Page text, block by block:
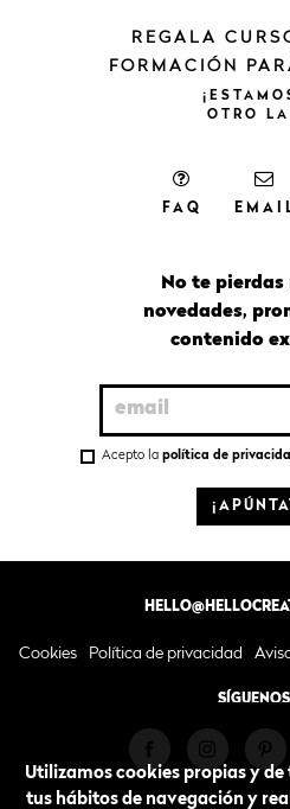
REGALA
FORMACIÓN
No te
novedades,
contenido
Acepto la política de
OTRO
FAQ
Cookies Política de privacidad
Utilizamos cookies propias y
tus hábitos de navegación y